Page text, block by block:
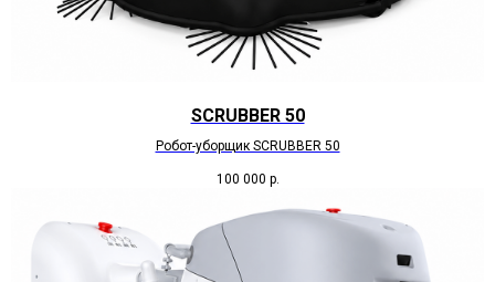
SCRUBBER 50
Робот-уборщик SCRUBBER 50
100 000 р.